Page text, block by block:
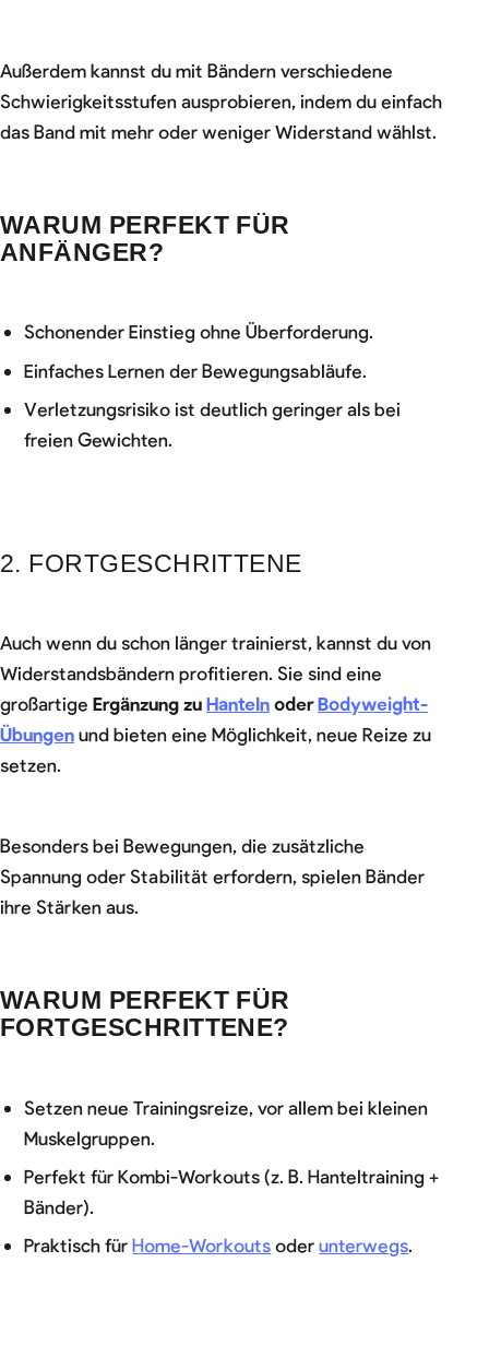
Außerdem kannst du mit Bändern verschiedene
Schwierigkeitsstufen ausprobieren, indem du einfach
das Band mit mehr oder weniger Widerstand wählst.
WARUM PERFEKT FÜR
ANFÄNGER?
Schonender Einstieg ohne Überforderung.
Einfaches Lernen der Bewegungsabläufe.
Verletzungsrisiko ist deutlich geringer als bei
freien Gewichten.
2. FORTGESCHRITTENE
Auch wenn du schon länger trainierst, kannst du von
Widerstandsbändern profitieren. Sie sind eine
großartige Ergänzung zu Hanteln oderBodyweight-
Übungen und bieten eine Möglichkeit, neue Reize zu
setzen.
Besonders bei Bewegungen, die zusätzliche
Spannung oder Stabilität erfordern, spielen Bänder
ihre Stärken aus.
WARUM PERFEKT FÜR
FORTGESCHRITTENE?
Setzen neue Trainingsreize, vor allem bei kleinen
Muskelgruppen.
Perfekt für Kombi-Workouts (z. B. Hanteltraining +
Bänder).
Praktisch fürHome-Workouts oderunterwegs.